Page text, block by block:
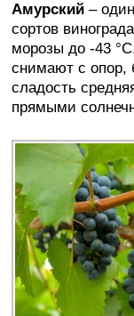
Амурский –
сортов
морозы до -43
снимают с опор,
сладость
прямыми